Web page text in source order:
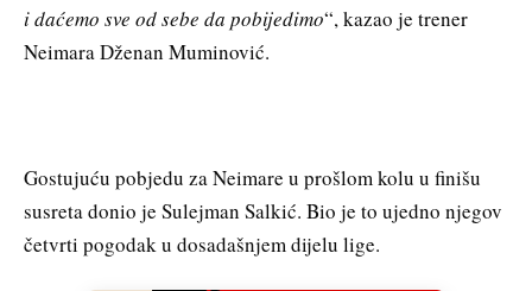
i daćemo sve od sebe da pobijedimo“, kazao je trener
Neimara Dženan Muminović.
Gostujuću pobjedu za Neimare u prošlom kolu u finišu
susreta donio je Sulejman Salkić. Bio je to ujedno njegov
četvrti pogodak u dosadašnjem dijelu lige.